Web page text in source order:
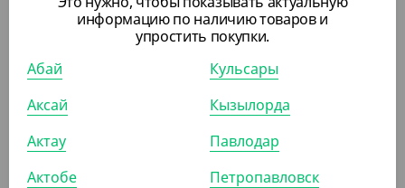
385
(7.70
Контейнер 125 мл. 108х82х25мм, прозрачный (ПП)
информацию по наличию товаров и
упростить покупки.
Абай
Аксай
Актау
Актобе
Кульсары
Кызылорда
Павлодар
Петропавловск